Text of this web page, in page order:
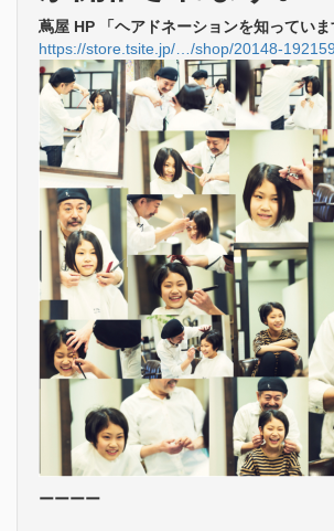
蔦屋 HP 「ヘアドネーションを知っていま
https://store.tsite.jp/…/shop/20148-
ーーーー